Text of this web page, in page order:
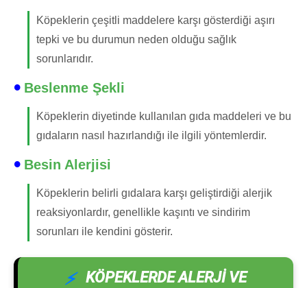
Köpeklerin çeşitli maddelere karşı gösterdiği aşırı
tepki ve bu durumun neden olduğu sağlık
sorunlarıdır.
Beslenme Şekli
Köpeklerin diyetinde kullanılan gıda maddeleri ve bu
gıdaların nasıl hazırlandığı ile ilgili yöntemlerdir.
Besin Alerjisi
Köpeklerin belirli gıdalara karşı geliştirdiği alerjik
reaksiyonlardır, genellikle kaşıntı ve sindirim
sorunları ile kendini gösterir.
KÖPEKLERDE ALERJI VE